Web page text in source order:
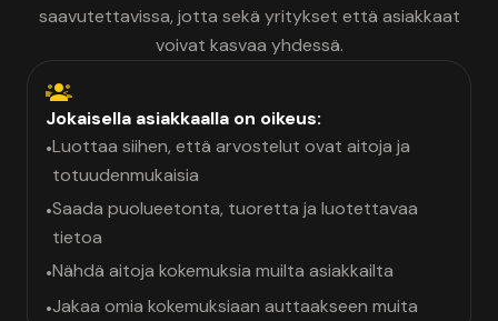
saavutettavissa, jotta sekä yritykset että asiakkaat
voivat kasvaa yhdessä.
Jokaisella asiakkaalla on oikeus:
•Luottaa siihen, että arvostelut ovat aitoja ja
totuudenmukaisia
•Saada puolueetonta, tuoretta ja luotettavaa
tietoa
•Nähdä aitoja kokemuksia muilta asiakkailta
•Jakaa omia kokemuksiaan auttaakseen muita